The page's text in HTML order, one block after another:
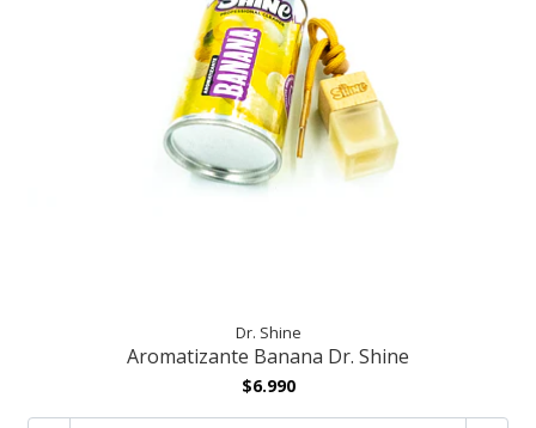
Dr. Shine
Aromatizante Banana Dr. Shine
$6.990